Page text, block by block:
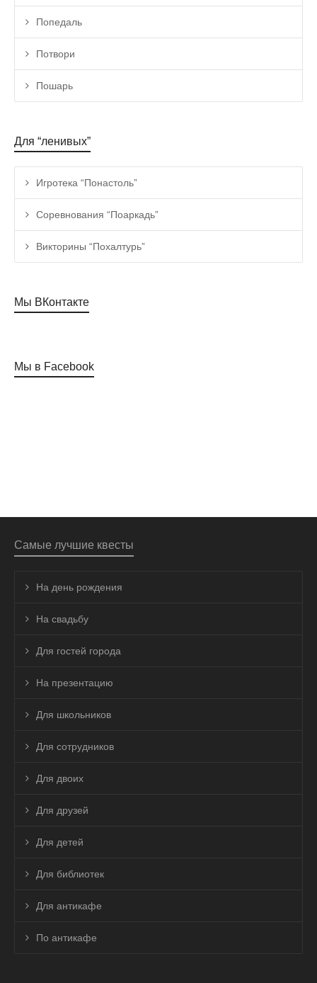
Попедаль
Потвори
Пошарь
Для “ленивых”
Игротека “Понастоль”
Соревнования “Поаркадь”
Викторины “Похалтурь”
Мы ВКонтакте
Мы в Facebook
Самые лучшие квесты
На день рождения
На свадьбу
Для гостей города
На презентацию
Для школьников
Для сотрудников
Для двоих
Для друзей
Для детей
Для библиотек
Для антикафе
По антикафе